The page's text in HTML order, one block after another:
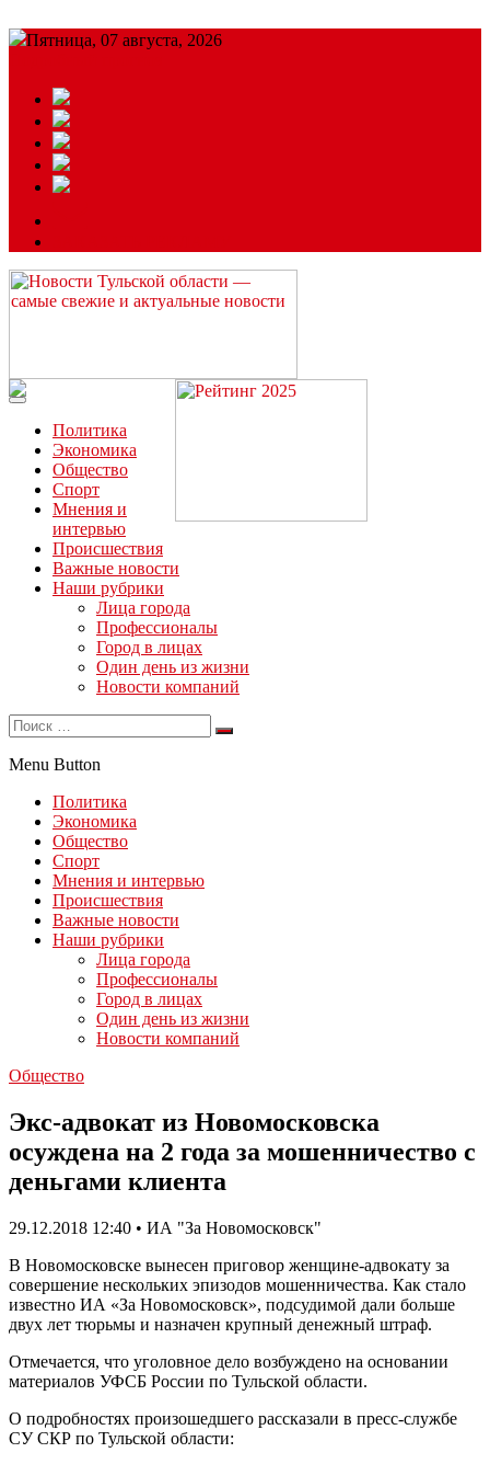
Пятница, 07 августа, 2026
Читайте последние новости дня в Тульской области на сайте
“ЗаНовомосковск”
Политика
Экономика
Общество
Спорт
Мнения и
интервью
Происшествия
Важные новости
Наши рубрики
Лица города
Профессионалы
Город в лицах
Один день из жизни
Новости компаний
Menu Button
Политика
Экономика
Общество
Спорт
Мнения и интервью
Происшествия
Важные новости
Наши рубрики
Лица города
Профессионалы
Город в лицах
Один день из жизни
Новости компаний
Общество
Экс-адвокат из Новомосковска
осуждена на 2 года за мошенничество с
деньгами клиента
29.12.2018 12:40 • ИА "За Новомосковск"
В Новомосковске вынесен приговор женщине-адвокату за
совершение нескольких эпизодов мошенничества. Как стало
известно ИА «За Новомосковск», подсудимой дали больше
двух лет тюрьмы и назначен крупный денежный штраф.
Отмечается, что уголовное дело возбуждено на основании
материалов УФСБ России по Тульской области.
О подробностях произошедшего рассказали в пресс-службе
СУ СКР по Тульской области: